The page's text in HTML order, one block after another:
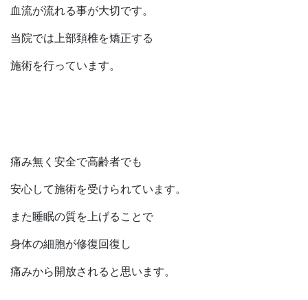
血流が流れる事が大切です。
当院では上部頚椎を矯正する
施術を行っています。
痛み無く安全で高齢者でも
安心して施術を受けられています。
また睡眠の質を上げることで
身体の細胞が修復回復し
痛みから開放されると思います。